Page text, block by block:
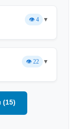
👁️ 4 ▼
👁️ 22 ▼
(15)